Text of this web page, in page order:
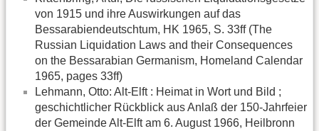
von 1915 und ihre Auswirkungen auf das
Bessarabiendeutschtum, HK 1965, S. 33ff (The
Russian Liquidation Laws and their Consequences
on the Bessarabian Germanism, Homeland Calendar
1965, pages 33ff)
Lehmann, Otto: Alt-Elft : Heimat in Wort und Bild ;
geschichtlicher Rückblick aus Anlaß der 150-Jahrfeier
der Gemeinde Alt-Elft am 6. August 1966, Heilbronn